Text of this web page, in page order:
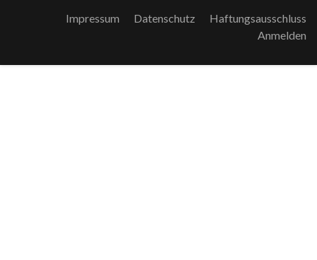
Impressum Datenschutz
Haftungsausschluss
Anmelden